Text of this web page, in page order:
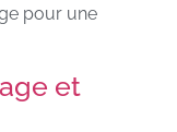
pour une
et